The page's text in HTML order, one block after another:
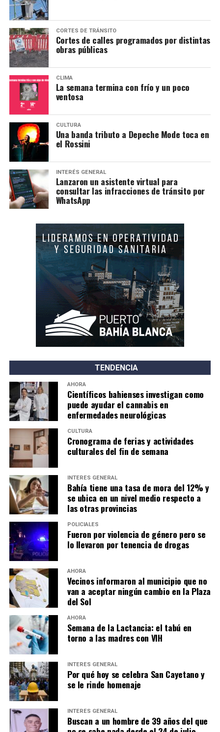
CORTES DE TRÁNSITO
Cortes de calles programados por distintas
obras públicas
CLIMA
La semana termina con frío y un poco
ventosa
CULTURA
Una banda tributo a Depeche Mode toca en
el Rossini
INTERÉS GENERAL
Lanzaron un asistente virtual para
consultar las infracciones de tránsito por
WhatsApp
TENDENCIA
AHORA
Científicos bahienses investigan como
puede ayudar el cannabis en
enfermedades neurológicas
CULTURA
Cronograma de ferias y actividades
culturales del fin de semana
INTERÉS GENERAL
Bahía tiene una tasa de mora del 12% y
se ubica en un nivel medio respecto a
las otras provincias
POLICIALES
Fueron por violencia de género pero se
lo llevaron por tenencia de drogas
AHORA
Vecinos informaron al municipio que no
van a aceptar ningún cambio en la Plaza
del Sol
AHORA
Semana de la Lactancia: el tabú en
torno a las madres con VIH
INTERÉS GENERAL
Por qué hoy se celebra San Cayetano y
se le rinde homenaje
INTERÉS GENERAL
Buscan a un hombre de 39 años del que